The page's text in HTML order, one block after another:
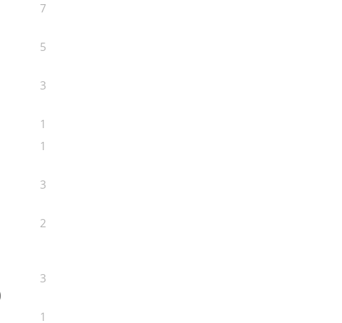
7
5
3
1
1
3
2
3
1